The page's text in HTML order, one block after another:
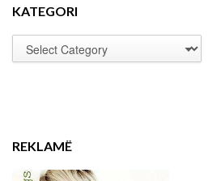
KATEGORI
REKLAMË